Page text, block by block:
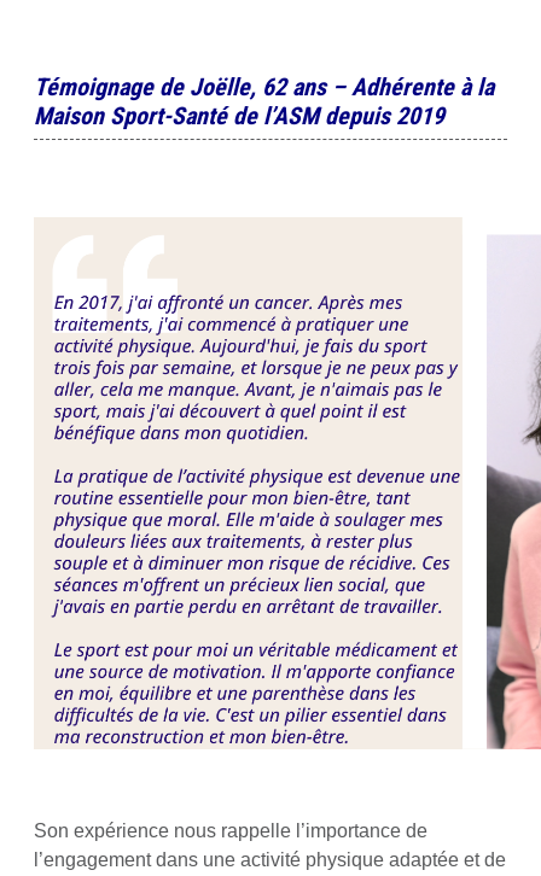
Témoignage de Joëlle, 62 ans – Adhérente à la
Maison Sport-Santé de l’ASM depuis 2019
Son expérience nous rappelle l’importance de
l’engagement dans une activité physique adaptée et de